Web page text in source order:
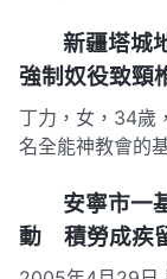
所被關押43天。
處劉靜一年勞教
新疆塔城
強制奴役致頸
丁力，女，34歲
名全能神教會的
士帶到派出所。
女士，並定罪道
安寧市一
動 積勞成疾